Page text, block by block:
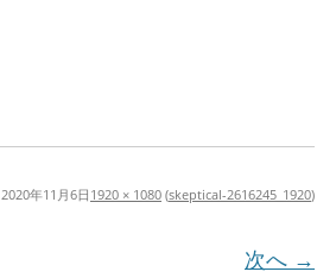
2020年11月6日 1920 × 1080 (skeptical-2616245_1920)
次へ →